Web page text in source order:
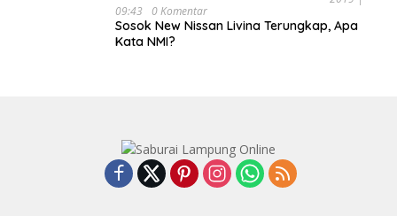
09:43
0 Komentar
Sosok New Nissan Livina Terungkap, Apa
Kata NMI?